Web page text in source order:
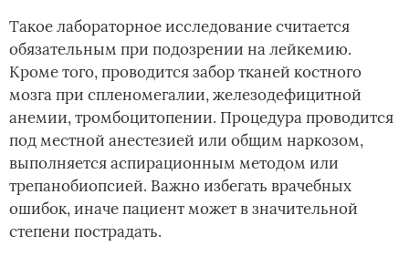
Такое лабораторное исследование считается
обязательным при подозрении на лейкемию.
Кроме того, проводится забор тканей костного
мозга при спленомегалии, железодефицитной
анемии, тромбоцитопении. Процедура проводится
под местной анестезией или общим наркозом,
выполняется аспирационным методом или
трепанобиопсией. Важно избегать врачебных
ошибок, иначе пациент может в значительной
степени пострадать.